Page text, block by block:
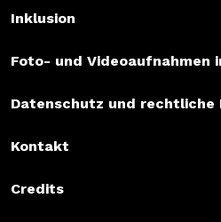
Inklusion
Foto- und Videoaufnahmen
Datenschutz und rechtliche
Kontakt
Credits